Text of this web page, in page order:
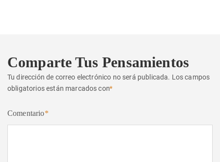
Comparte Tus Pensamientos
Tu dirección de correo electrónico no será publicada. Los campos
obligatorios están marcados con*
Comentario*